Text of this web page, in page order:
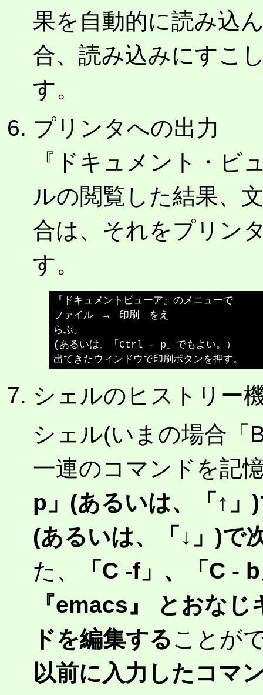
果を自動的に読み込
合、読み込みにすこ
す。
プリンタへの出力
『ドキュメント・ビ
ルの閲覧した結果、
合は、それをプリン
す。
『ドキュメントビューア』のメニューで
ファイル　→　印刷　をえ
らぶ。
(あるいは、「Ctrl - p」でもよい。）
シェルのヒストリー
シェル(いまの場合「
一連のコマンドを記
p」(あるいは、「↑
(あるいは、「↓」)で
た、
「C -f」、「C -
『emacs』 とおな
ドを編集することが
以前に入力したコマ